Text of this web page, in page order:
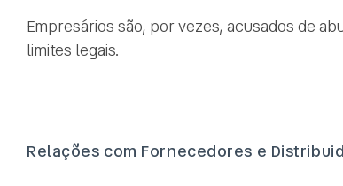
Empresários são, por vezes, acusados de
limites legais.
Relações com Fornecedores e